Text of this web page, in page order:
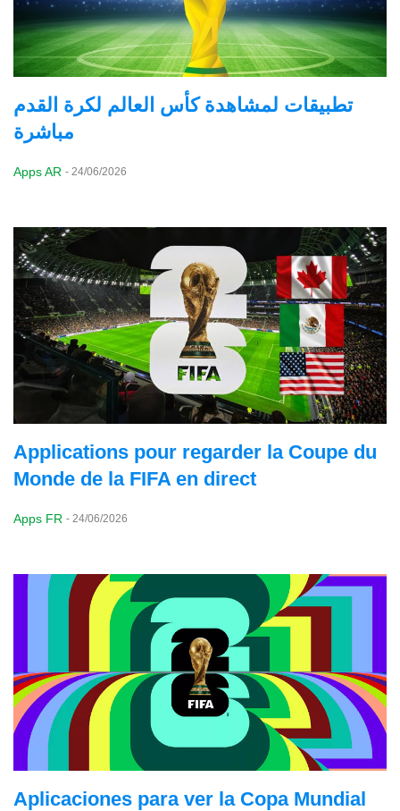
تطبيقات لمشاهدة كأس العالم لكرة القدم
مباشرة
Apps AR - 24/06/2026
Applications pour regarder la Coupe du
Monde de la FIFA en direct
Apps FR - 24/06/2026
Aplicaciones para ver la Copa Mundial